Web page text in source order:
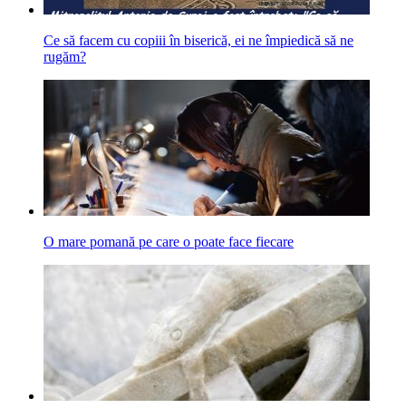
Ce să facem cu copiii în biserică, ei ne împiedică să ne
rugăm?
O mare pomană pe care o poate face fiecare